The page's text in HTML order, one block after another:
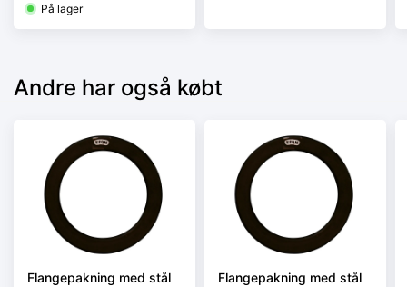
På lager
Andre har også købt
Flangepakning med stål
Flangepakning med stål